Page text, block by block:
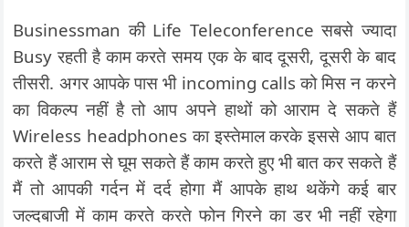
Businessman की Life Teleconference सबसे ज्यादा
Busy रहती है काम करते समय एक के बाद दूसरी, दूसरी के बाद
तीसरी. अगर आपके पास भी incoming calls को मिस न करने
का विकल्प नहीं है तो आप अपने हाथों को आराम दे सकते हैं
Wireless headphones का इस्तेमाल करके इससे आप बात
करते हैं आराम से घूम सकते हैं काम करते हुए भी बात कर सकते हैं
मैं तो आपकी गर्दन में दर्द होगा मैं आपके हाथ थकेंगे कई बार
जल्दबाजी में काम करते करते फोन गिरने का डर भी नहीं रहेगा